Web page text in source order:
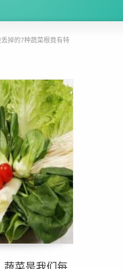
丢掉的7种蔬菜根竟有特